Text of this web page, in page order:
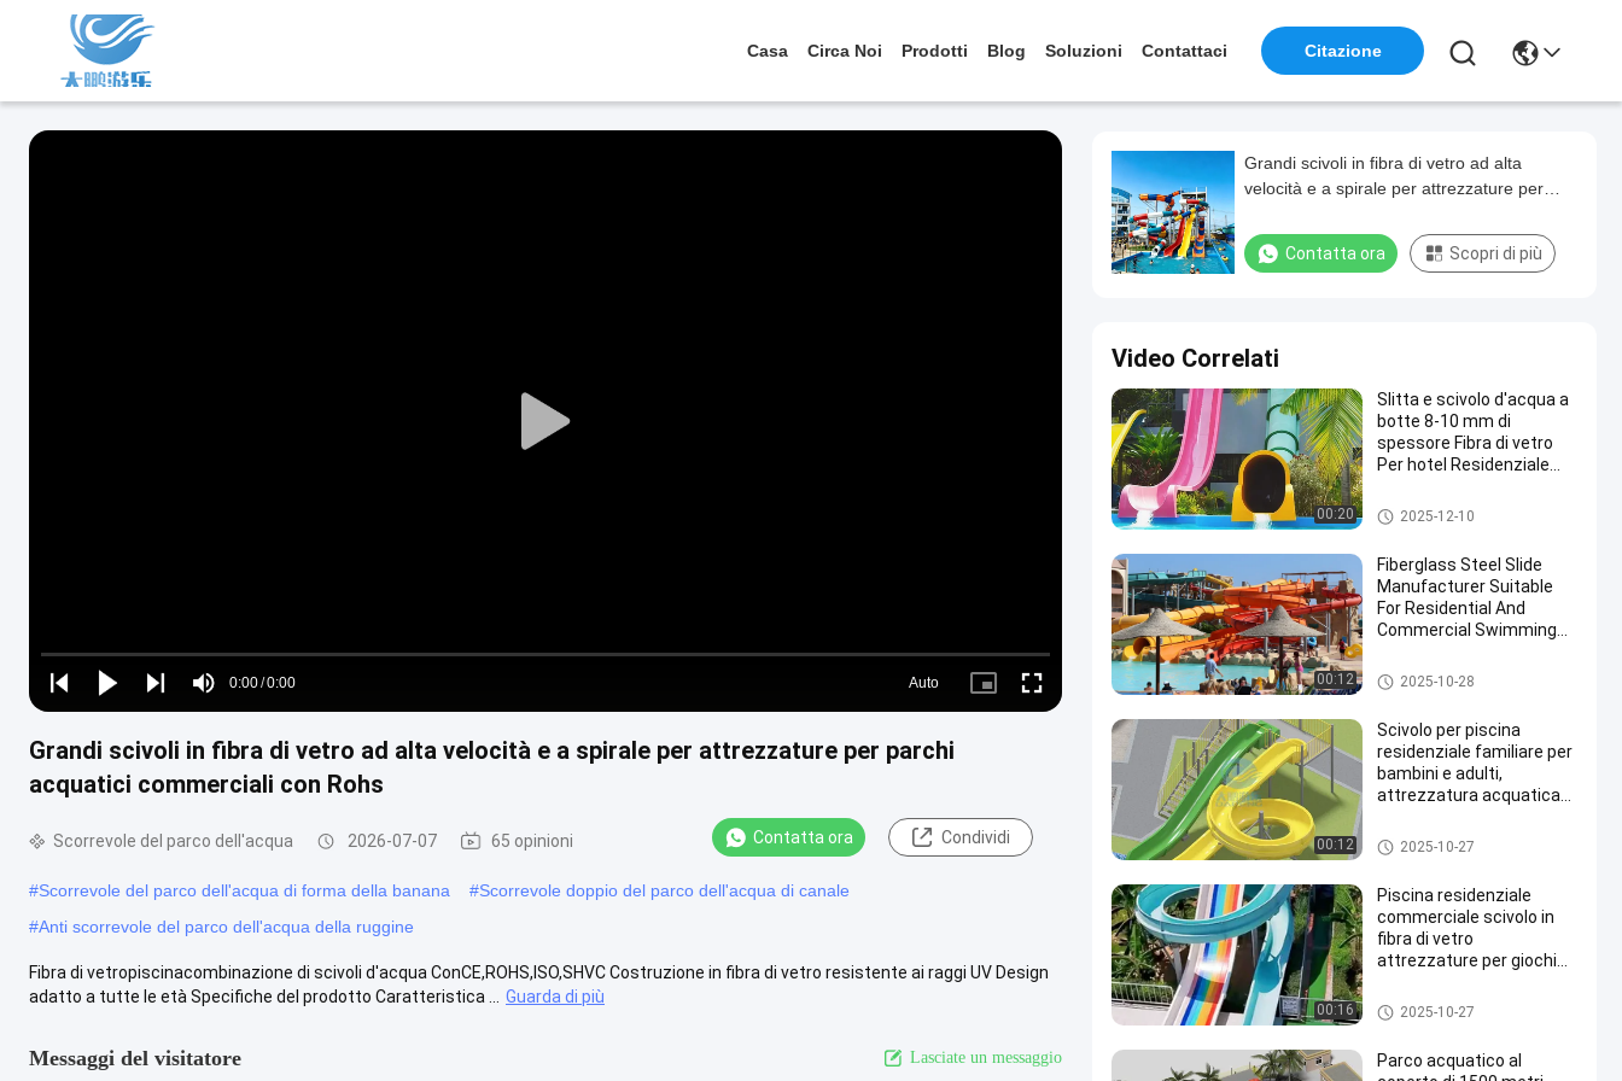
Casa Circa Noi Prodotti Blog Soluzioni Contattaci Citazione
Play
Play
Play
Play
Mute
Time
0:00/0:00
Loaded:
0%
Auto
Picture- Fullscreen
Grandi scivoli in fibra di vetro ad alta velocità e a spirale per attrezzature per parchi
acquatici commerciali con Rohs
Scorrevole del parco dell'acqua 2026-07-07 65 opinioni Contatta ora Condividi
#Scorrevole del parco dell'acqua di forma della banana #Scorrevole doppio del parco dell'acqua di canale
#Anti scorrevole del parco dell'acqua della ruggine
Fibra di vetropiscinacombinazione di scivoli d'acqua ConCE,ROHS,ISO,SHVC Costruzione in fibra di vetro resistente ai raggi UV Design
adatto a tutte le età Specifiche del prodotto Caratteristica ...
Guarda di più
Messaggi del visitatore Lasciate un messaggio
Grandi scivoli in fibra di vetro ad alta
velocità e a spirale per attrezzature per
Contatta ora Scopri di più
Video Correlati
00:20
Slitta e scivolo d'acqua a
botte 8-10 mm di
spessore Fibra di vetro
Per hotel Residenziale
giochi Parco acquatico
divertente
Acquascivolo della piscina
2025-12-10
00:12
Fiberglass Steel Slide
Manufacturer Suitable
For Residential And
Commercial Swimming
More Than 10 Years Use
Scorrevole del parco dell'acqu
a
2025-10-28
00:12
Scivolo per piscina
residenziale familiare per
bambini e adulti,
attrezzatura acquatica
personalizzazione del
colore in fibra di vetro
Aqua Park
2025-10-27
00:16
Piscina residenziale
commerciale scivolo in
fibra di vetro
attrezzature per giochi
spessore scivolo a
combinazione arcobaleno
adatto per parchi
Scorrevole del parco dell'acqu
a
2025-10-27
Parco acquatico al